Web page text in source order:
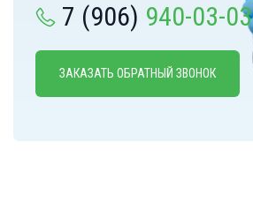
7 (906) 940-03-03
ЗАКАЗАТЬ ОБРАТНЫЙ ЗВОНОК